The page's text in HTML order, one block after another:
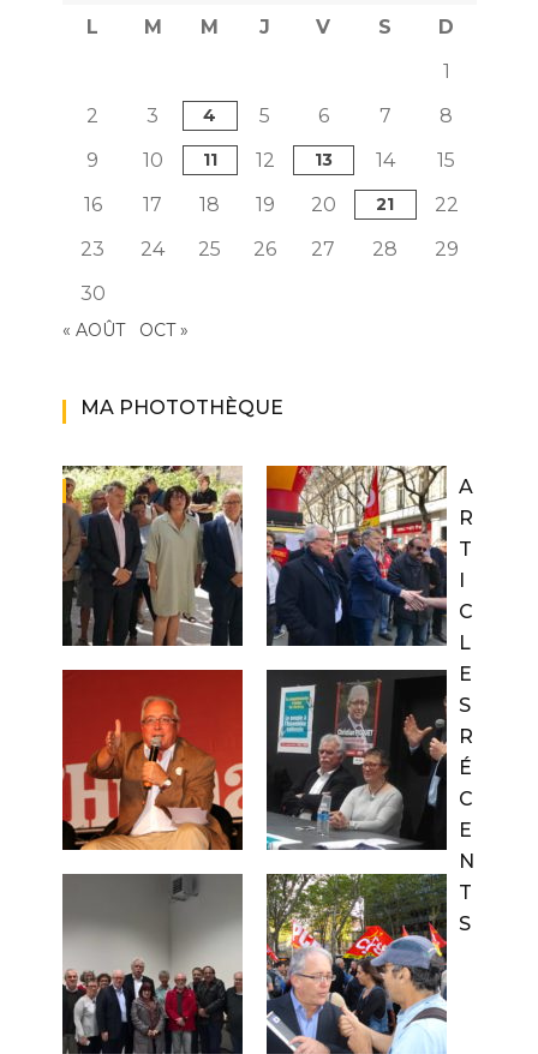
L M M J V S
D
1
2
3 4 5 6 7
8
9
10 11 12 13 14
15
16
17 18 19 20 21
22
23
24 25 26 27 28
29
30
« AOÛT OCT »
MA PHOTOTHÈQUE
A
R
T
I
C
L
E
S
R
É
C
E
N
T
S